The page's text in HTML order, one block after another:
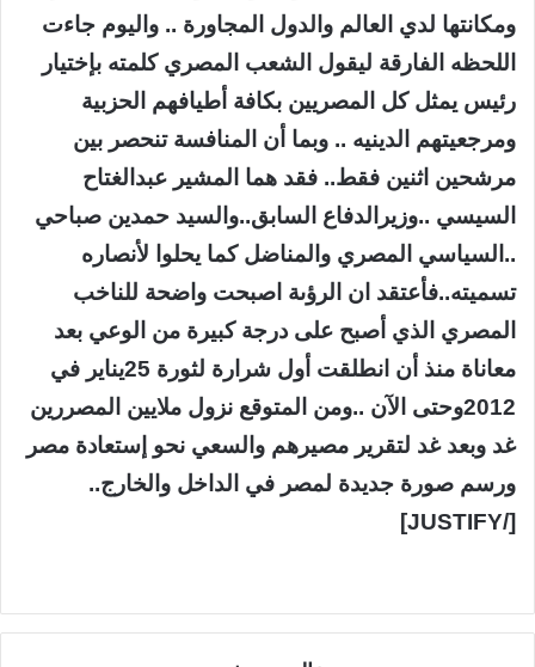
ومكانتها لدي العالم والدول المجاورة .. واليوم جاءت
اللحظه الفارقة ليقول الشعب المصري كلمته بإختيار
رئيس يمثل كل المصريين بكافة أطيافهم الحزبية
ومرجعيتهم الدينيه .. وبما أن المنافسة تنحصر بين
مرشحين اثنين فقط.. فقد هما المشير عبدالغتاح
السيسي ..وزيرالدفاع السابق..والسيد حمدين صباحي
..السياسي المصري والمناضل كما يحلوا لأنصاره
تسميته..فأعتقد ان الرؤىة اصبحت واضحة للناخب
المصري الذي أصبح على درجة كبيرة من الوعي بعد
معاناة منذ أن انطلقت أول شرارة لثورة 25يناير في
2012وحتى الآن ..ومن المتوقع نزول ملايين المصررين
غد وبعد غد لتقرير مصيرهم والسعي نحو إستعادة مصر
ورسم صورة جديدة لمصر في الداخل والخارج..
[/JUSTIFY]